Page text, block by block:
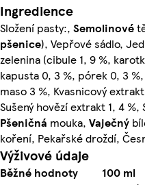
Ingredience
Složení pasty:, Semolinové
pšenice), Vepřové sádlo,
zelenina (cibule 1, 9 %,
kapusta 0, 3 %, pórek 0, 3
maso 3 %, Kvasnicový
Sušený hovězí extrakt 1, 4 %,
Pšeničná mouka, Vaječný
koření, Pekařské droždí,
Výživové údaje
Běžné hodnoty 100 ml